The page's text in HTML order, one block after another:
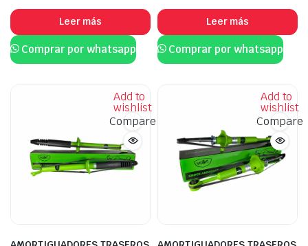
Leer más
Comprar por whatsapp
Leer más
Comprar por whatsapp
Add to
wishlist
Compare
Add to
wishlist
Compare